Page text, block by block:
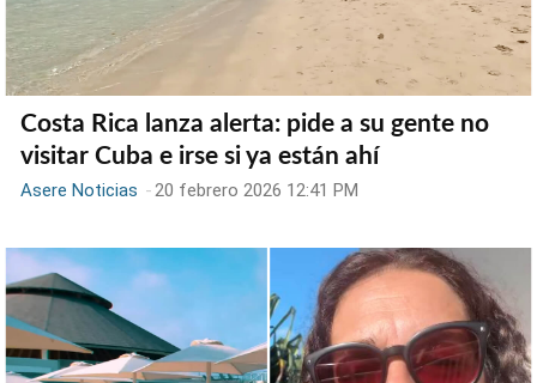
Costa Rica lanza alerta: pide a su gente no
visitar Cuba e irse si ya están ahí
Asere Noticias - 20 febrero 2026 12:41 PM